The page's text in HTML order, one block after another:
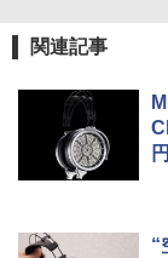
関連記事
円
“